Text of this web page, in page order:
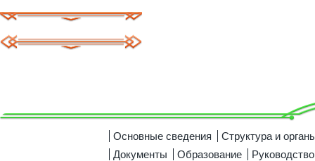
Основные сведения
Структура и
Документы
Образование
Руководство